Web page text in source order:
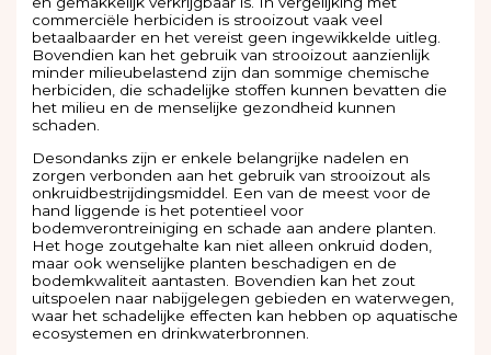
commerciële herbiciden is strooizout vaak veel
betaalbaarder en het vereist geen ingewikkelde uitleg.
Bovendien kan het gebruik van strooizout aanzienlijk
minder milieubelastend zijn dan sommige chemische
herbiciden, die schadelijke stoffen kunnen bevatten die
het milieu en de menselijke gezondheid kunnen
schaden.
Desondanks zijn er enkele belangrijke nadelen en
zorgen verbonden aan het gebruik van strooizout als
onkruidbestrijdingsmiddel. Een van de meest voor de
hand liggende is het potentieel voor
bodemverontreiniging en schade aan andere planten.
Het hoge zoutgehalte kan niet alleen onkruid doden,
maar ook wenselijke planten beschadigen en de
bodemkwaliteit aantasten. Bovendien kan het zout
uitspoelen naar nabijgelegen gebieden en waterwegen,
waar het schadelijke effecten kan hebben op aquatische
ecosystemen en drinkwaterbronnen.